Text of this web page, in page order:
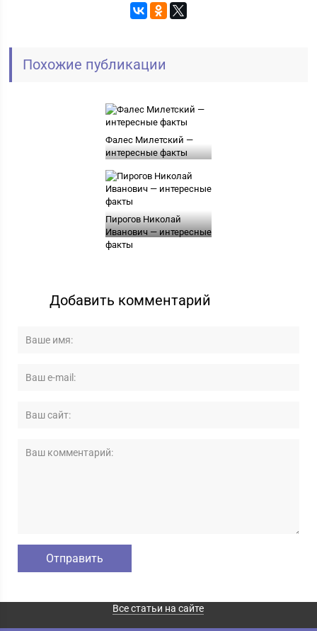
Похожие публикации
Фалес Милетский —
интересные факты
Пирогов Николай
Иванович — интересные
факты
Добавить комментарий
Все статьи на сайте